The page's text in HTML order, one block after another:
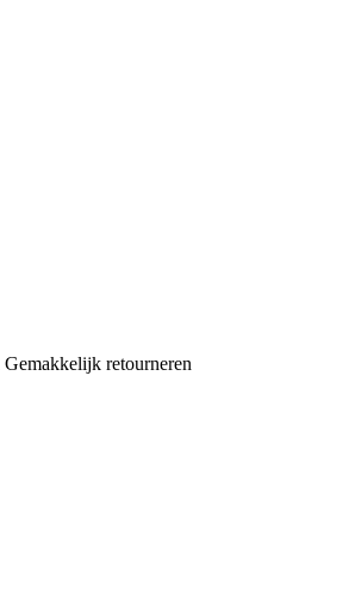
Gemakkelijk retourneren